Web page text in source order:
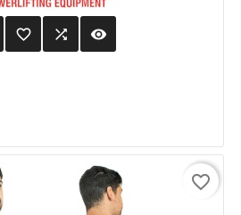
favorite_border  visibility
favorite_border